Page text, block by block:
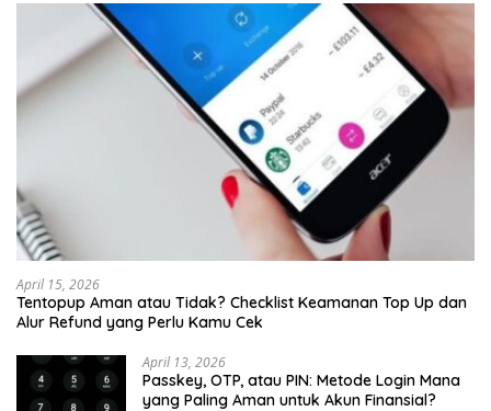
April 15, 2026
Tentopup Aman atau Tidak? Checklist Keamanan Top Up dan
Alur Refund yang Perlu Kamu Cek
April 13, 2026
Passkey, OTP, atau PIN: Metode Login Mana
yang Paling Aman untuk Akun Finansial?